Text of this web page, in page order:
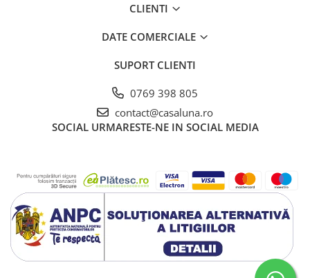
CLIENTI
DATE COMERCIALE
SUPORT CLIENTI
0769 398 805
contact@casaluna.ro
SOCIAL URMARESTE-NE IN SOCIAL MEDIA